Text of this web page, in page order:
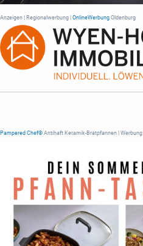
Anzeigen | Regionalwerbung | OnlineWerbung Oldenburg
Pampered Chef® Antihaft Keramik-Bratpfannen | Werbung